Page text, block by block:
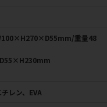
重量48
レン、EVA